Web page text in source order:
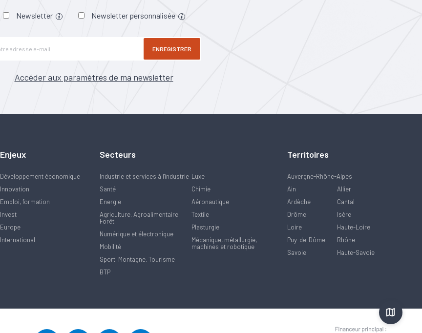
Newsletter Newsletter personnalisée
ENREGISTRER
Accéder aux paramètres de ma newsletter
Enjeux
Développement économique
Innovation
Emploi, formation
Invest
Europe
International
Secteurs
Industrie et services à l'industrie
Santé
Energie
Agriculture, Agroalimentaire,
Forêt
Numérique et électronique
Mobilité
Sport, Montagne, Tourisme
BTP
Luxe
Chimie
Aéronautique
Textile
Plasturgie
Mécanique, métallurgie,
machines et robotique
Territoires
Auvergne-Rhône-Alpes
Ain
Allier
Ardèche
Cantal
Drôme
Isère
Loire
Haute-Loire
Puy-de-Dôme
Rhône
Savoie
Haute-Savoie